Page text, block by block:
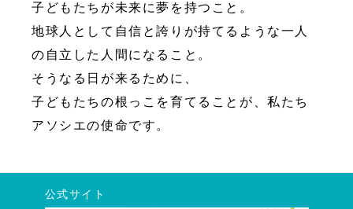
子どもたちが未来に夢を持つこと。
地球人として自信と誇りが持てるような一人
の自立した人間になること。
そうなる日が来るために、
子どもたちの根っこを育てることが、私たち
アソシエの使命です。
公式サイト